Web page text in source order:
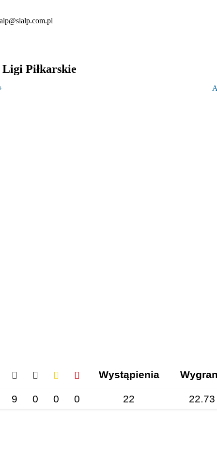
Piłkarskie
Wystąpienia
9 0 0 0 22 22.73